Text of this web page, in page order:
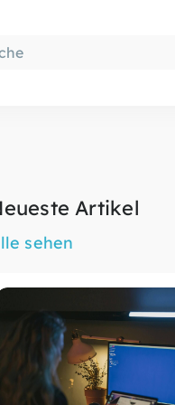
Artikel
sehen